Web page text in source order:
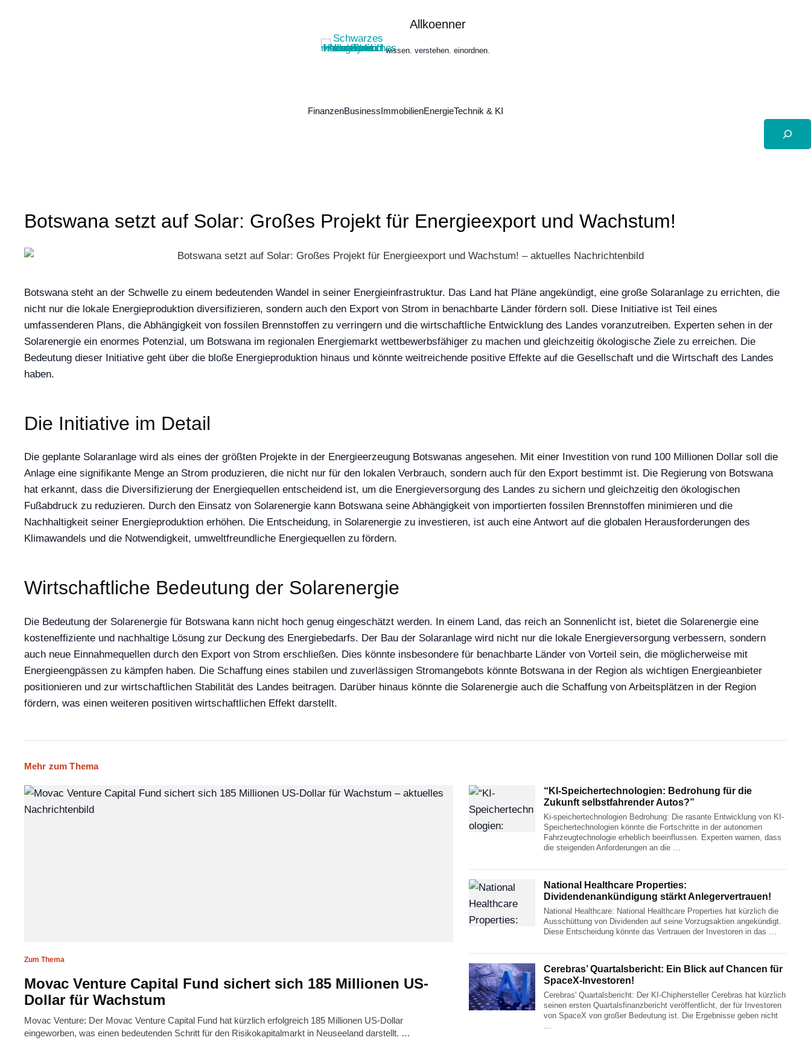
Allkoenner
wissen. verstehen. einordnen.
FinanzenBusinessImmobilienEnergieTechnik & KI
Suchen
Botswana setzt auf Solar: Großes Projekt für Energieexport und Wachstum!
Botswana steht an der Schwelle zu einem bedeutenden Wandel in seiner Energieinfrastruktur. Das Land hat Pläne angekündigt, eine große Solaranlage zu errichten, die
nicht nur die lokale Energieproduktion diversifizieren, sondern auch den Export von Strom in benachbarte Länder fördern soll. Diese Initiative ist Teil eines
umfassenderen Plans, die Abhängigkeit von fossilen Brennstoffen zu verringern und die wirtschaftliche Entwicklung des Landes voranzutreiben. Experten sehen in der
Solarenergie ein enormes Potenzial, um Botswana im regionalen Energiemarkt wettbewerbsfähiger zu machen und gleichzeitig ökologische Ziele zu erreichen. Die
Bedeutung dieser Initiative geht über die bloße Energieproduktion hinaus und könnte weitreichende positive Effekte auf die Gesellschaft und die Wirtschaft des Landes
haben.
Die Initiative im Detail
Die geplante Solaranlage wird als eines der größten Projekte in der Energieerzeugung Botswanas angesehen. Mit einer Investition von rund 100 Millionen Dollar soll die
Anlage eine signifikante Menge an Strom produzieren, die nicht nur für den lokalen Verbrauch, sondern auch für den Export bestimmt ist. Die Regierung von Botswana
hat erkannt, dass die Diversifizierung der Energiequellen entscheidend ist, um die Energieversorgung des Landes zu sichern und gleichzeitig den ökologischen
Fußabdruck zu reduzieren. Durch den Einsatz von Solarenergie kann Botswana seine Abhängigkeit von importierten fossilen Brennstoffen minimieren und die
Nachhaltigkeit seiner Energieproduktion erhöhen. Die Entscheidung, in Solarenergie zu investieren, ist auch eine Antwort auf die globalen Herausforderungen des
Klimawandels und die Notwendigkeit, umweltfreundliche Energiequellen zu fördern.
Wirtschaftliche Bedeutung der Solarenergie
Die Bedeutung der Solarenergie für Botswana kann nicht hoch genug eingeschätzt werden. In einem Land, das reich an Sonnenlicht ist, bietet die Solarenergie eine
kosteneffiziente und nachhaltige Lösung zur Deckung des Energiebedarfs. Der Bau der Solaranlage wird nicht nur die lokale Energieversorgung verbessern, sondern
auch neue Einnahmequellen durch den Export von Strom erschließen. Dies könnte insbesondere für benachbarte Länder von Vorteil sein, die möglicherweise mit
Energieengpässen zu kämpfen haben. Die Schaffung eines stabilen und zuverlässigen Stromangebots könnte Botswana in der Region als wichtigen Energieanbieter
positionieren und zur wirtschaftlichen Stabilität des Landes beitragen. Darüber hinaus könnte die Solarenergie auch die Schaffung von Arbeitsplätzen in der Region
fördern, was einen weiteren positiven wirtschaftlichen Effekt darstellt.
Mehr zum Thema
Zum Thema
Movac Venture Capital Fund sichert sich 185 Millionen US-
Dollar für Wachstum
Movac Venture: Der Movac Venture Capital Fund hat kürzlich erfolgreich 185 Millionen US-Dollar
eingeworben, was einen bedeutenden Schritt für den Risikokapitalmarkt in Neuseeland darstellt. …
“KI-Speichertechnologien: Bedrohung für die
Zukunft selbstfahrender Autos?”
Ki-speichertechnologien Bedrohung: Die rasante Entwicklung von KI-
Speichertechnologien könnte die Fortschritte in der autonomen
Fahrzeugtechnologie erheblich beeinflussen. Experten warnen, dass
die steigenden Anforderungen an die …
National Healthcare Properties:
Dividendenankündigung stärkt Anlegervertrauen!
National Healthcare: National Healthcare Properties hat kürzlich die
Ausschüttung von Dividenden auf seine Vorzugsaktien angekündigt.
Diese Entscheidung könnte das Vertrauen der Investoren in das …
Cerebras’ Quartalsbericht: Ein Blick auf Chancen für
SpaceX-Investoren!
Cerebras' Quartalsbericht: Der KI-Chiphersteller Cerebras hat kürzlich
seinen ersten Quartalsfinanzbericht veröffentlicht, der für Investoren
von SpaceX von großer Bedeutung ist. Die Ergebnisse geben nicht
…